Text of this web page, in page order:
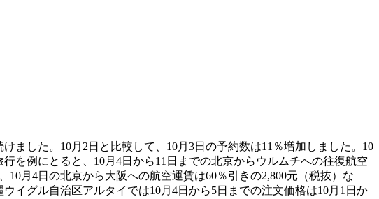
ました。10月2日と比較して、10月3日の予約数は11％増加しました。10
を例にとると、10月4日から11日までの北京からウルムチへの往復航空
月4日の北京から大阪への航空運賃は60％引きの2,800元（税抜）な
イグル自治区アルタイでは10月4日から5日までの注文価格は10月1日か